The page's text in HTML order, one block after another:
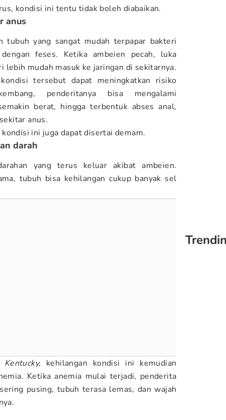
kondisi ini tentu tidak boleh diabaikan.
anus
tubuh yang sangat mudah terpapar bakteri
feses. Ketika ambeien pecah, luka
lebih mudah masuk ke jaringan di sekitarnya.
tersebut dapat meningkatkan risiko
penderitanya bisa mengalami
berat, hingga terbentuk abses anal,
anus.
kondisi ini juga dapat disertai demam.
darah
yang terus keluar akibat ambeien.
tubuh bisa kehilangan cukup banyak sel
kehilangan kondisi ini kemudian
Ketika anemia mulai terjadi, penderita
pusing, tubuh terasa lemas, dan wajah